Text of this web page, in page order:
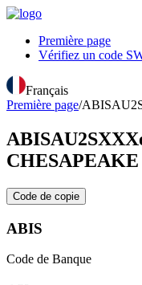
Première page
Vérifiez un code
Français
Première page/
ABISAU2SXXX
Code de copie
ABIS
Code de Banque